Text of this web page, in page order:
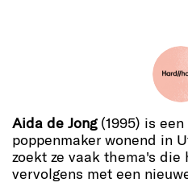
Aida de Jong(1995) is
poppenmaker wonend in
zoekt ze vaak thema's die
vervolgens met een